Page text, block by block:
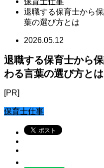
退職する保育士から
葉の選び方とは
2026.05.12
退職する保育士から
わる言葉の選び方とは
[PR]
保育士仕事